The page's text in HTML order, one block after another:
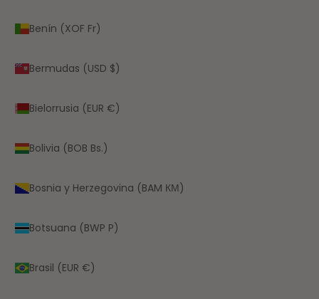
Benín (XOF Fr)
Bermudas (USD $)
Bielorrusia (EUR €)
Bolivia (BOB Bs.)
Bosnia y Herzegovina (BAM КМ)
Botsuana (BWP P)
Brasil (EUR €)